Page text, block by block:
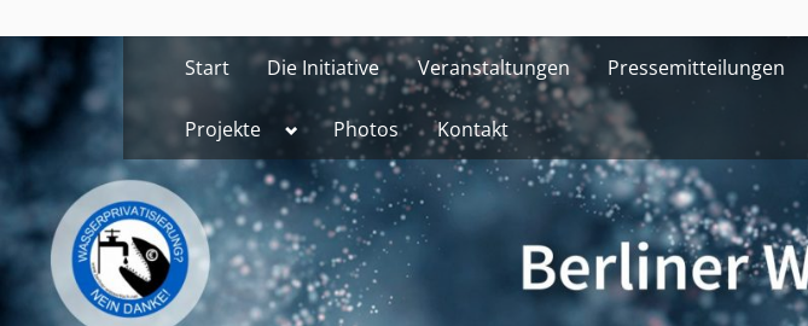
to
content
Start Die Initiative Veranstaltungen Pressemitteilungen
Projekte Toggle
menu
Photos Kontakt